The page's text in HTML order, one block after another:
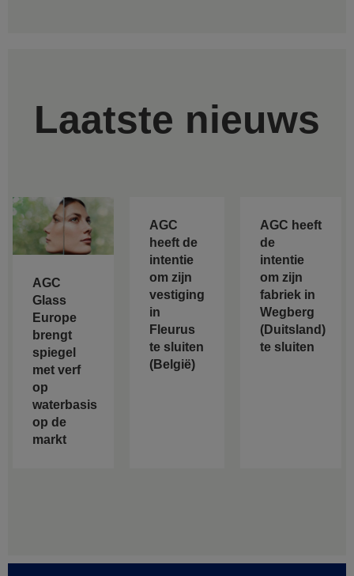
Laatste nieuws
AGC
Glass
Europe
brengt
spiegel
met verf
op
waterbasis
op de
markt
AGC
heeft de
intentie
om zijn
vestiging
in
Fleurus
te sluiten
(België)
AGC heeft
de
intentie
om zijn
fabriek in
Wegberg
(Duitsland)
te sluiten